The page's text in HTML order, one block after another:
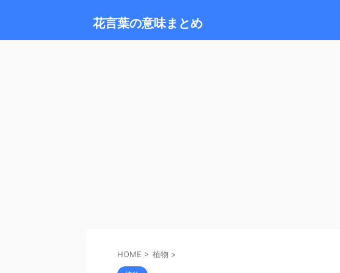
花言葉の意味まとめ
HOME > 植物 >